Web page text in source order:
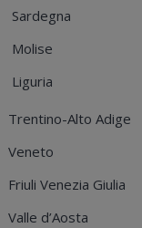
Sardegna
Molise
Liguria
Trentino-Alto Adige
Veneto
Friuli Venezia Giulia
Valle d’Aosta